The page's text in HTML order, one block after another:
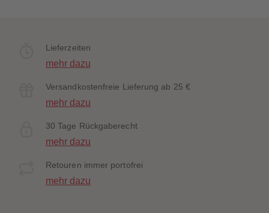
Lieferzeiten
mehr dazu
Versandkostenfreie Lieferung ab 25 €
mehr dazu
30 Tage Rückgaberecht
mehr dazu
Retouren immer portofrei
mehr dazu